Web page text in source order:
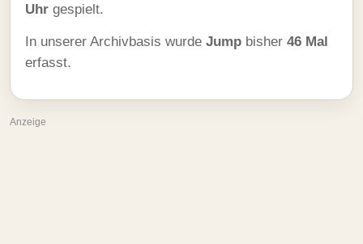
Uhr gespielt.
In unserer Archivbasis wurde Jump bisher 46 Mal
erfasst.
Anzeige